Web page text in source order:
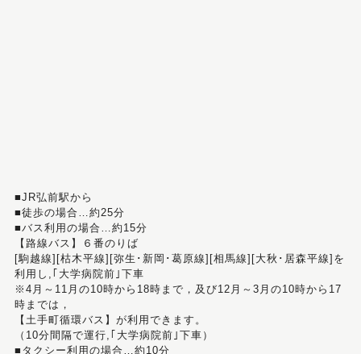
■JR弘前駅から
■徒歩の場合…約25分
■バス利用の場合…約15分
【路線バス】６番のりば
[駒越線][枯木平線][弥生･新岡･葛原線][相馬線][大秋･居森平線]を
利用し,｢大学病院前｣下車
※4月～11月の10時から18時まで，及び12月～3月の10時から17
時までは，
【土手町循環バス】が利用できます。
（10分間隔で運行,｢大学病院前｣下車）
■タクシー利用の場合…約10分